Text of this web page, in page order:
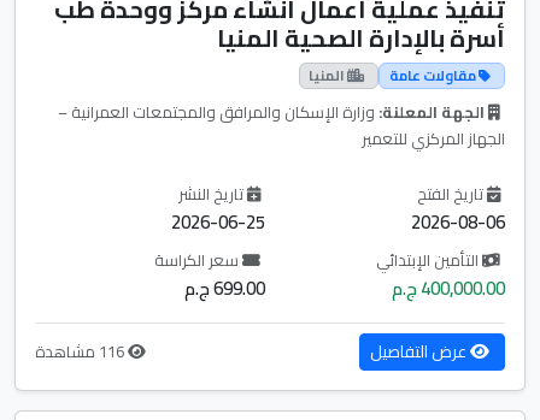
أسرة بالإدارة الصحية المنيا
مقاولات عامة المنيا
الجهة المعلنة: وزارة الإسكان والمرافق والمجتمعات العمرانية –
الجهاز المركزي للتعمير
تاريخ الفتح
2026-08-06
تاريخ النشر
2026-06-25
التأمين الإبتدائي
400,000.00 ج.م
سعر الكراسة
699.00 ج.م
عرض التفاصيل